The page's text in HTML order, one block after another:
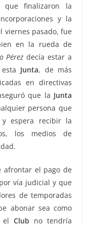
que finalizaron la
y la
viernes pasado, fue
en la rueda de
Pérez decía estar a
Junta, de más
en directivas
que la Junta
persona que
y espera recibir la
los medios de
afrontar el pago de
vía judicial y que
de temporadas
abonar sea como
elClub no tendría